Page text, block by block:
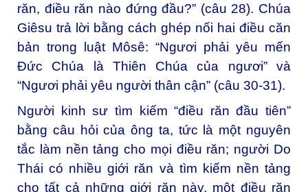
răn, điều răn nào đứng đầu?” (câu 28). Chúa
Giêsu trả lời bằng cách ghép nối hai điều căn
bản trong luật Môsê: “Ngươi phải yêu mến
Đức Chúa là Thiên Chúa của ngươi” và
“Ngươi phải yêu người thân cận” (câu 30-31).
Người kinh sư tìm kiếm “điều răn đầu tiên”
bằng câu hỏi của ông ta, tức là một nguyên
tắc làm nền tảng cho mọi điều răn; người Do
Thái có nhiều giới răn và tìm kiếm nền tảng
cho tất cả những giới răn này, một điều răn